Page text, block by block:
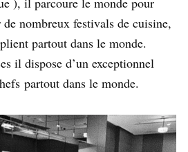
nombreux festivals de cuisine,
partout dans le monde.
il dispose d’un exceptionnel
partout dans le monde.